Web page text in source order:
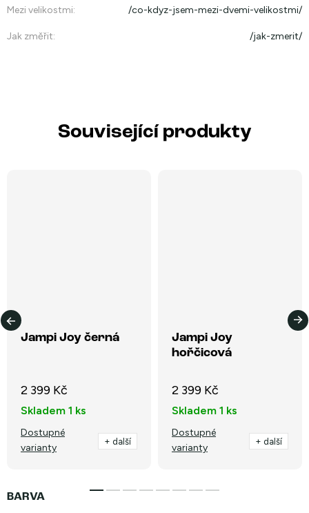
Mezi velikostmi: /co-kdyz-jsem-mezi-dvemi-velikostmi/
Jak změřit: /jak-zmerit/
Související produkty
Jampi Joy černá
2 399 Kč
Skladem 1 ks
Dostupné
varianty
+ další
Jampi Joy
hořčicová
2 399 Kč
Skladem 1 ks
Dostupné
varianty
+ další